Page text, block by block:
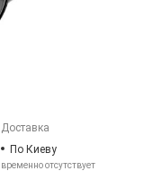
Доставка
По Киеву
временно отсутствует